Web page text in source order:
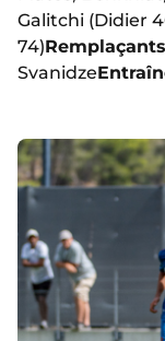
Galitchi (Didier
74)
Svanidze